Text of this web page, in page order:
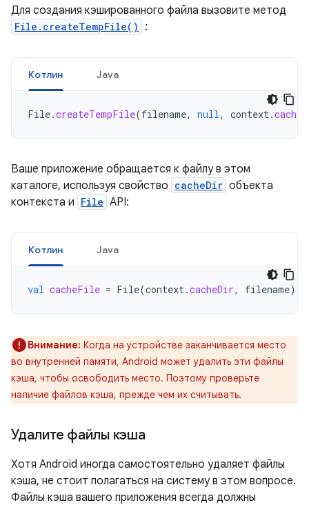
Для создания кэшированного файла вызовите метод
File.createTempFile() :
Котлин Java
File.createTempFile(filename, null, context.
Ваше приложение обращается к файлу в этом
каталоге, используя свойство cacheDir объекта
контекста и File API:
Котлин Java
val cacheFile = File(context.cacheDir, filename)
Внимание: Когда на устройстве заканчивается место
во внутренней памяти, Android может удалить эти файлы
кэша, чтобы освободить место. Поэтому проверьте
наличие файлов кэша, прежде чем их считывать.
Удалите файлы кэша
Хотя Android иногда самостоятельно удаляет файлы
кэша, не стоит полагаться на систему в этом вопросе.
Файлы кэша вашего приложения всегда должны